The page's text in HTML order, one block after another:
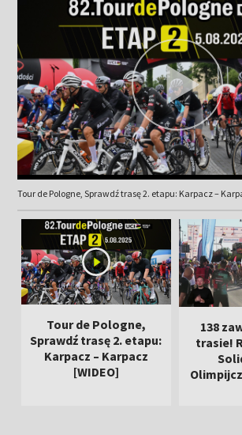
Tour de Pologne, Sprawdź trasę 2. etapu: Karpacz –
Tour de Pologne,
Sprawdź trasę 2. etapu:
Karpacz – Karpacz
[WIDEO]
138
trasie!